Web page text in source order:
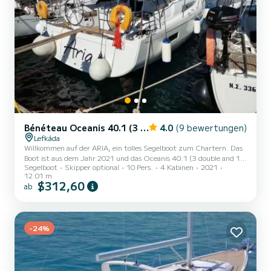
Bénéteau Oceanis 40.1 (3 double and 1 bunk beds) 4.0 (9 bewertungen)
Lefkáda
Willkommen auf der ARIA, ein tolles Segelboot zum Chartern. Das
Boot ist aus dem Jahr 2021 und das Oceanis 40.1 (3 double and 1
bunk beds) bringt Sie zu den schönsten Ankerplätzen um Lefkáda.
Das Boot hat 4 Kabinen mit allem Komfort und eine Kapazität von
10 Personen. Mit einer Gesamtlänge von 12 Metern wird es Ihr
Oceanis 40.1 (3 double and 1 bunk beds) verfügt über 2 Toi...
Segelboot Skipper optional 10 Pers. 4 Kabinen
2021
12.01 m
ab $312,60
-24%